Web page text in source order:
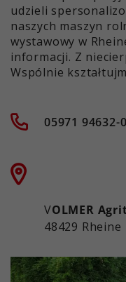
udzieli
naszych maszyn
wystawowy w
informacji. Z
Wspólnie
05971 94632-0
VOLMER
48429 Rheine